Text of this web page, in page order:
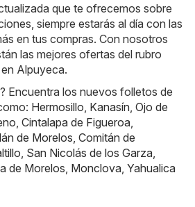
que te ofrecemos sobre
siempre estarás al día con las
en tus compras. Con nosotros
las mejores ofertas del rubro
Alpuyeca.
Encuentra los nuevos folletos de
Hermosillo Kanasín Ojo de
Cintalapa de Figueroa
de Morelos Comitán de
San Nicolás de los Garza
de Morelos Monclova Yahualica